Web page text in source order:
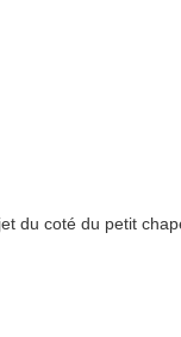
du coté du petit